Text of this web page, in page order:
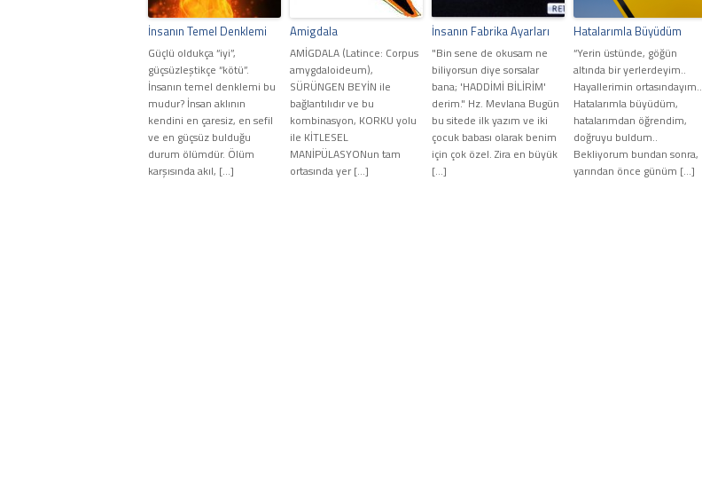
İnsanın Temel Denklemi
Güçlü oldukça “iyi”,
güçsüzleştikçe “kötü”.
İnsanın temel denklemi bu
mudur? İnsan aklının
kendini en çaresiz, en sefil
ve en güçsüz bulduğu
durum ölümdür. Ölüm
karşısında akıl, […]
Amigdala
AMİGDALA (Latince: Corpus
amygdaloideum),
SÜRÜNGEN BEYİN ile
bağlantılıdır ve bu
kombinasyon, KORKU yolu
ile KİTLESEL
MANİPÜLASYONun tam
ortasında yer […]
İnsanın Fabrika Ayarları
"Bin sene de okusam ne
biliyorsun diye sorsalar
bana; 'HADDİMİ BİLİRİM'
derim." Hz. Mevlana Bugün
bu sitede ilk yazım ve iki
çocuk babası olarak benim
için çok özel. Zira en büyük
[…]
Hatalarımla Büyüdüm
“Yerin üstünde, göğün
altında bir yerlerdeyim..
Hayallerimin ortasındayım..
Hatalarımla büyüdüm,
hatalarımdan öğrendim,
doğruyu buldum..
Bekliyorum bundan sonra,
yarından önce günüm […]